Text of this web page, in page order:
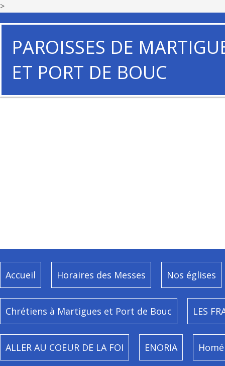
>
PAROISSES DE
ET PORT DE BOUC
Accueil Horaires des Messes Nos églises
Chrétiens à Martigues et Port de Bouc LES
ALLER AU COEUR DE LA FOI ENORIA